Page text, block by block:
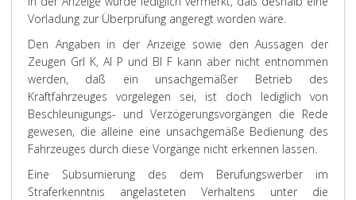
Vorladung zur Überprüfung angeregt worden wäre.
Den Angaben in der Anzeige sowie den Aussagen der
Zeugen GrI K, AI P und BI F kann aber nicht entnommen
werden, daß ein unsachgemäßer Betrieb des
Kraftfahrzeuges vorgelegen sei, ist doch lediglich von
Beschleunigungs- und Verzögerungsvorgängen die Rede
gewesen, die alleine eine unsachgemäße Bedienung des
Fahrzeuges durch diese Vorgänge nicht erkennen lassen.
Eine Subsumierung des dem Berufungswerber im
Straferkenntnis angelasteten Verhaltens unter die